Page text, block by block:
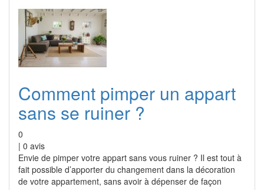
Comment pimper un appart
sans se ruiner ?
0
| 0 avis
Envie de pimper votre appart sans vous ruiner ? Il est tout à
fait possible d’apporter du changement dans la décoration
de votre appartement, sans avoir à dépenser de façon